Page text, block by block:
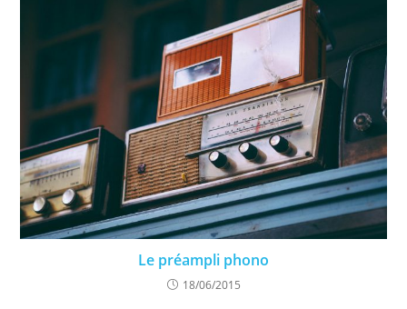
Le préampli phono
18/06/2015